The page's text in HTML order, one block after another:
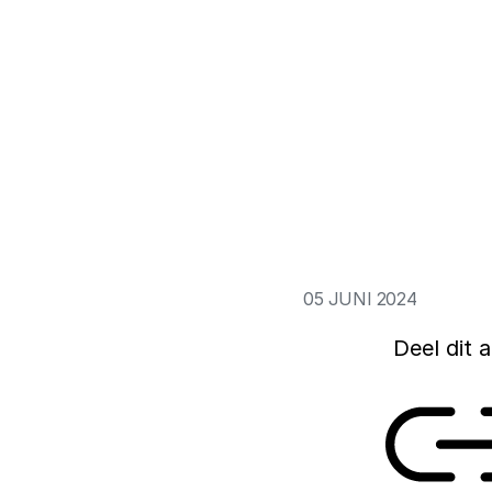
05 JUNI 2024
Deel dit
topambtenaar
(foto: Rathenau